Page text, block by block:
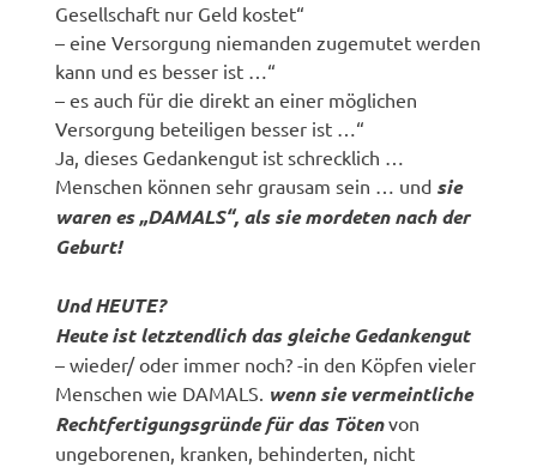
Gesellschaft nur Geld kostet“
– eine Versorgung niemanden zugemutet werden
kann und es besser ist …“
– es auch für die direkt an einer möglichen
Versorgung beteiligen besser ist …“
Ja, dieses Gedankengut ist schrecklich …
Menschen können sehr grausam sein … und sie
waren es „DAMALS“, als sie mordeten nach der
Geburt!
Und HEUTE?
Heute ist letztendlich das gleiche Gedankengut
– wieder/ oder immer noch? -in den Köpfen vieler
Menschen wie DAMALS. wenn sie vermeintliche
Rechtfertigungsgründe für das Tötenvon
ungeborenen, kranken, behinderten, nicht